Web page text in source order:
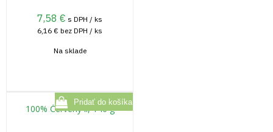
7,58 € s DPH / ks
6,16 € bez DPH / ks
Na sklade
100% Červený íl, 140 g